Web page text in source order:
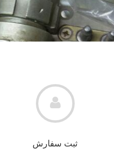
ثبت سفارش